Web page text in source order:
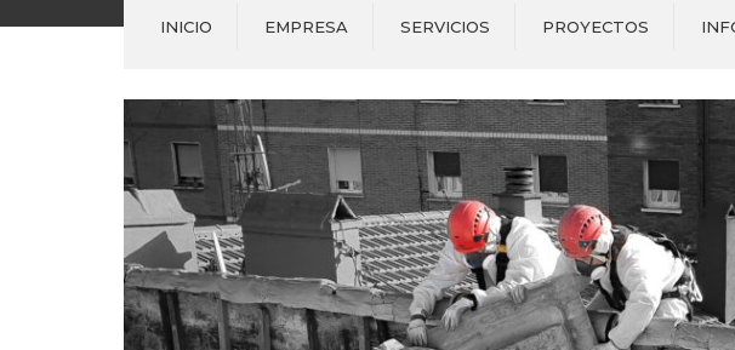
INICIO EMPRESA SERVICIOS
Cubiertas Amianto
Retirada de fachadas con
amianto
Asistencias Urgentes
Reparaciones Fontanería
PROYECTOS